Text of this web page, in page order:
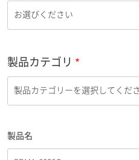
製品カテゴリ
製品名